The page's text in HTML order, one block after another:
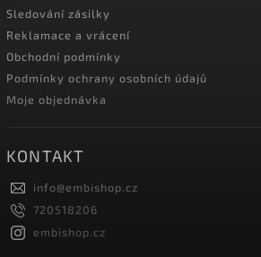
Sledování zásilky
Reklamace a vrácení
Obchodní podmínky
Podmínky ochrany osobních údajů
Moje objednávka
KONTAKT
info@embishop.cz
720518206
embishop.cz